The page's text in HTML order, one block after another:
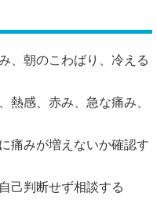
、朝のこわばり、冷える
熱感、赤み、急な痛み、
痛みが増えないか確認す
己判断せず相談する